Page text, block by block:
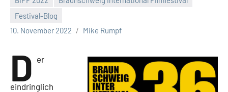
Festival-Blog
10. November 2022
Mike Rumpf
Keine
Kommentare
D er
eindringlich